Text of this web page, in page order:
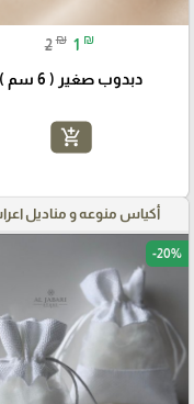
2 ₪ 1 ₪
دبدوب صغير ( 6 سم )
add_shopping_cart
أكياس منوعه و مناديل
-20%